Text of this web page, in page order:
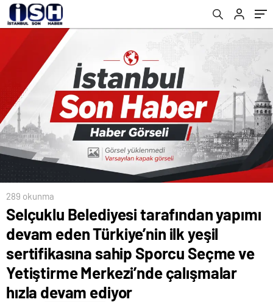
sertifikasına sahip Sporcu Seçme ve
Yetiştirme Merkezi’nde çalışmalar hızla
devam ediyor
289 okunma
Selçuklu Belediyesi tarafından yapımı
devam eden Türkiye’nin ilk yeşil
sertifikasına sahip Sporcu Seçme ve
Yetiştirme Merkezi’nde çalışmalar
hızla devam ediyor